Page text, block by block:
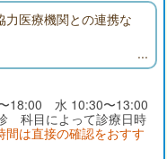
力医療機関との連携な
18:00 水 10:30〜13:00
科目によって診療日時
間は直接の確認をおすす